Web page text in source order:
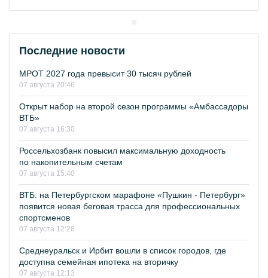
Последние новости
МРОТ 2027 года превысит 30 тысяч рублей
07 августа 20:46
Открыт набор на второй сезон программы «Амбассадоры
ВТБ»
07 августа 16:30
Россельхозбанк повысил максимальную доходность
по накопительным счетам
07 августа 15:40
ВТБ: на Петербургском марафоне «Пушкин - Петербург»
появится новая беговая трасса для профессиональных
спортсменов
07 августа 12:28
Среднеуральск и Ирбит вошли в список городов, где
доступна семейная ипотека на вторичку
07 августа 12:13